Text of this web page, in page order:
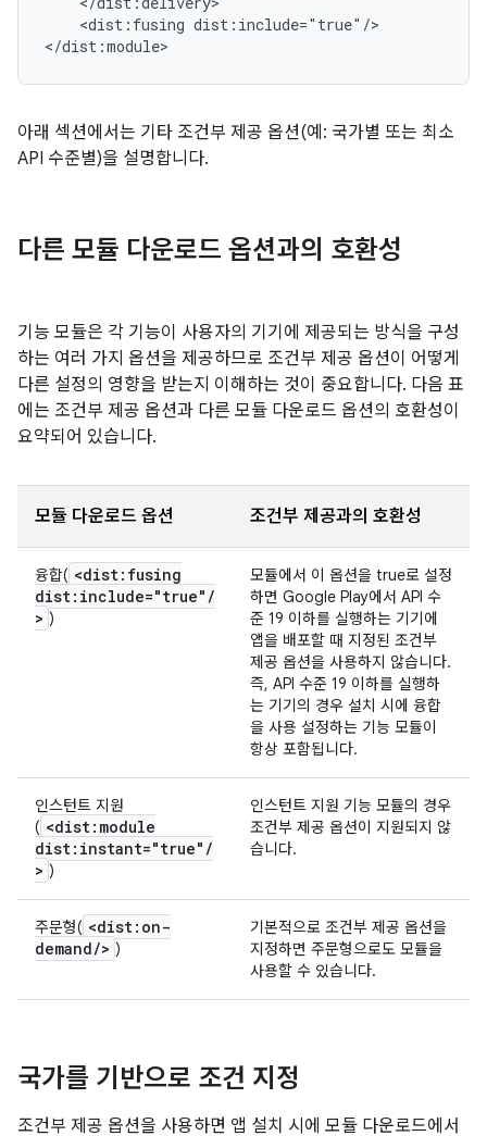
<dist:fusing dist:include="true"/>
아래 섹션에서는 기타 조건부 제공 옵션(예: 국가별 또는 최소
API 수준별)을 설명합니다.
다른 모듈 다운로드 옵션과의 호환성
기능 모듈은 각 기능이 사용자의 기기에 제공되는 방식을 구성
하는 여러 가지 옵션을 제공하므로 조건부 제공 옵션이 어떻게
다른 설정의 영향을 받는지 이해하는 것이 중요합니다. 다음 표
에는 조건부 제공 옵션과 다른 모듈 다운로드 옵션의 호환성이
요약되어 있습니다.
모듈 다운로드 옵션 조건부 제공과의 호환성
융합( <dist:fusing
dist:include="true" /
> )
모듈에서 이 옵션을 true로 설정
하면 Google Play에서 API 수
준 19 이하를 실행하는 기기에
앱을 배포할 때 지정된 조건부
제공 옵션을 사용하지 않습니다.
즉, API 수준 19 이하를 실행하
는 기기의 경우 설치 시에 융합
을 사용 설정하는 기능 모듈이
항상 포함됩니다.
인스턴트 지원
( <dist:module
dist:instant="true" /
> )
인스턴트 지원 기능 모듈의 경우
조건부 제공 옵션이 지원되지 않
습니다.
주문형( <dist:on-
demand/> )
기본적으로 조건부 제공 옵션을
지정하면 주문형으로도 모듈을
사용할 수 있습니다.
국가를 기반으로 조건 지정
조건부 제공 옵션을 사용하면 앱 설치 시에 모듈 다운로드에서